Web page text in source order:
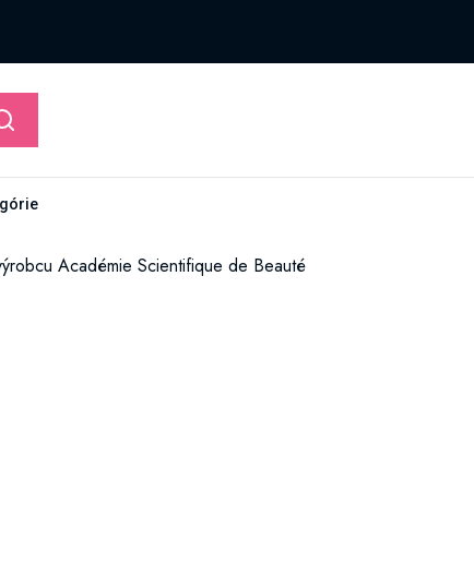
Académie Scientifique de Beauté